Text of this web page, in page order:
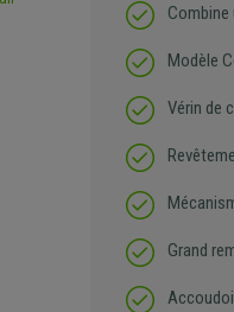
Combine
Modèle
Vérin de
Grand